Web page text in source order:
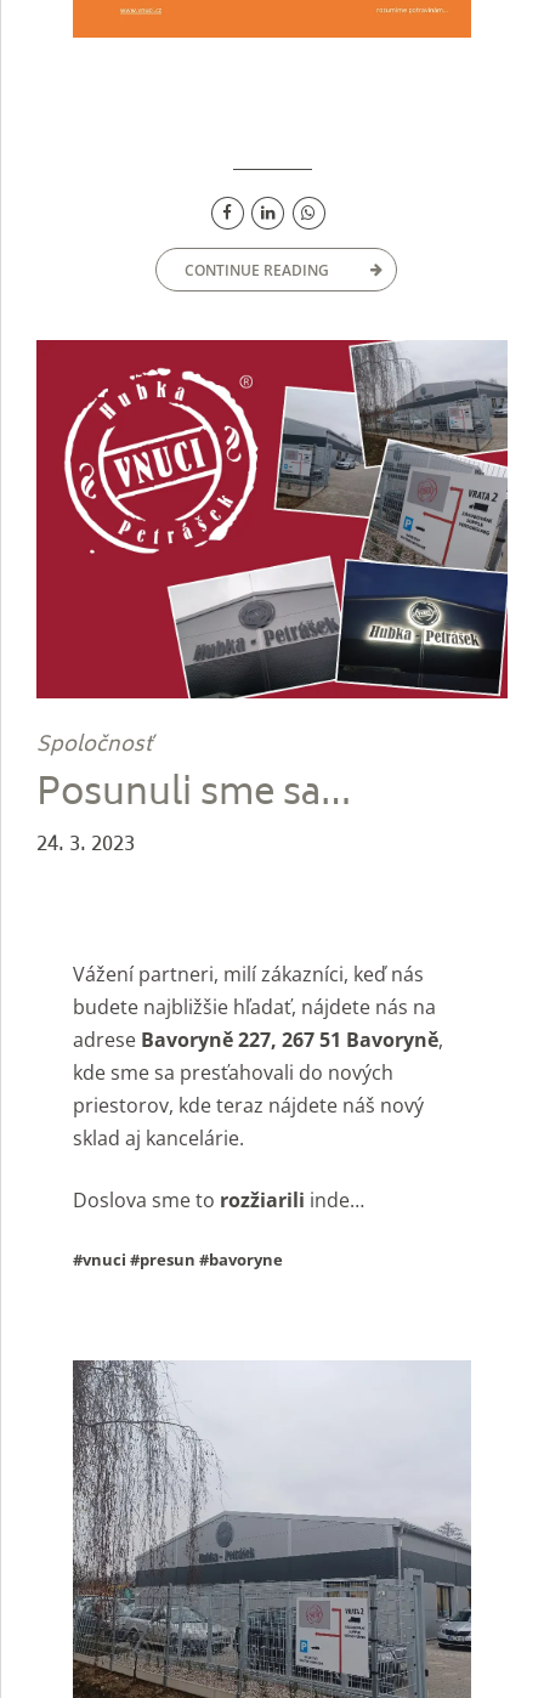
CONTINUE READING
Spoločnosť
Posunuli sme sa…
24. 3. 2023
Vážení partneri, milí zákazníci, keď nás
budete najbližšie hľadať, nájdete nás na
adrese Bavoryně 227, 267 51 Bavoryně,
kde sme sa presťahovali do nových
priestorov, kde teraz nájdete náš nový
sklad aj kancelárie.
Doslova sme to rozžiarili inde…
#vnuci #presun #bavoryne